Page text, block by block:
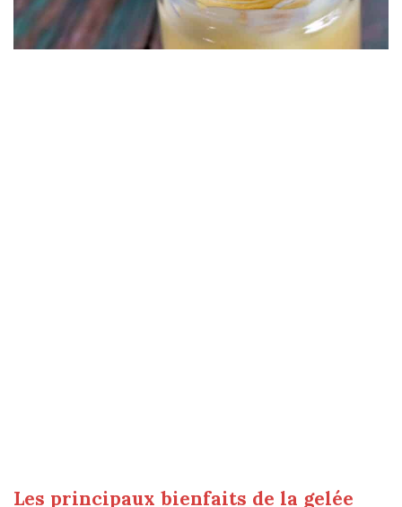
Les principaux bienfaits de la gelée